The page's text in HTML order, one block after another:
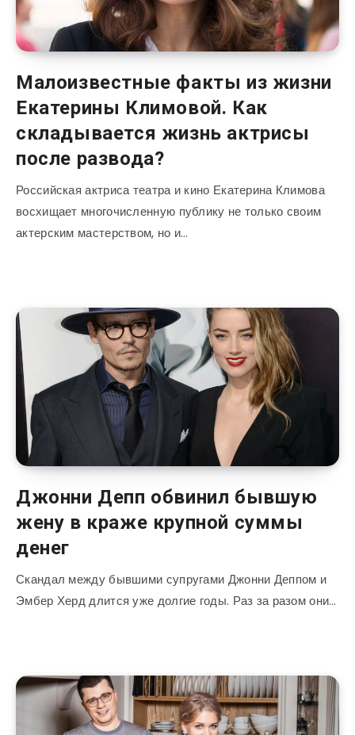
Малоизвестные факты из жизни
Екатерины Климовой. Как
складывается жизнь актрисы
после развода?
Российская актриса театра и кино Екатерина Климова
восхищает многочисленную публику не только своим
актерским мастерством, но и…
Джонни Депп обвинил бывшую
жену в краже крупной суммы
денег
Скандал между бывшими супругами Джонни Деппом и
Эмбер Херд длится уже долгие годы. Раз за разом они…